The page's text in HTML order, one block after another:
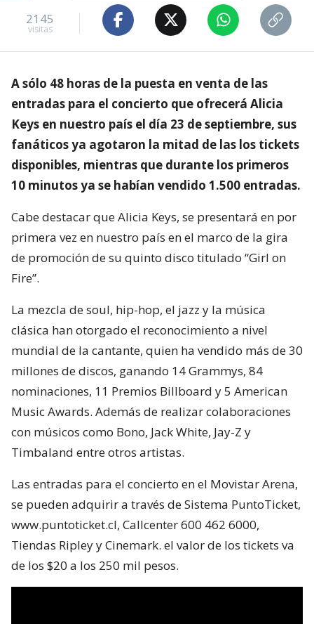
2145
visitas
A sólo 48 horas de la puesta en venta de las
entradas para el concierto que ofrecerá Alicia
Keys en nuestro país el día 23 de septiembre, sus
fanáticos ya agotaron la mitad de las los tickets
disponibles, mientras que durante los primeros
10 minutos ya se habían vendido 1.500 entradas.
Cabe destacar que Alicia Keys, se presentará en por
primera vez en nuestro país en el marco de la gira
de promoción de su quinto disco titulado “Girl on
Fire”.
La mezcla de soul, hip-hop, el jazz y la música
clásica han otorgado el reconocimiento a nivel
mundial de la cantante, quien ha vendido más de 30
millones de discos, ganando 14 Grammys, 84
nominaciones, 11 Premios Billboard y 5 American
Music Awards. Además de realizar colaboraciones
con músicos como Bono, Jack White, Jay-Z y
Timbaland entre otros artistas.
Las entradas para el concierto en el Movistar Arena,
se pueden adquirir a través de Sistema PuntoTicket,
www.puntoticket.cl, Callcenter 600 462 6000,
Tiendas Ripley y Cinemark. el valor de los tickets va
de los $20 a los 250 mil pesos.